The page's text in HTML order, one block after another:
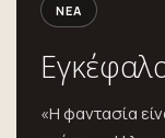
ΝΈΑ
«Η φαντασία